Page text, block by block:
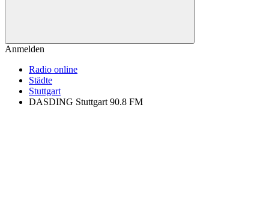
Anmelden
Radio online
Städte
Stuttgart
DASDING Stuttgart 90.8 FM